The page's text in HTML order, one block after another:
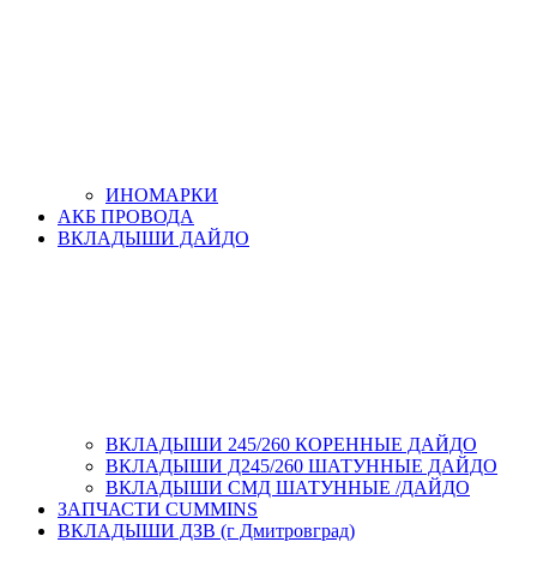
ИНОМАРКИ
АКБ ПРОВОДА
ВКЛАДЫШИ ДАЙДО
ВКЛАДЫШИ 245/260 КОРЕННЫЕ ДАЙДО
ВКЛАДЫШИ Д245/260 ШАТУННЫЕ ДАЙДО
ВКЛАДЫШИ СМД ШАТУННЫЕ /ДАЙДО
ЗАПЧАСТИ CUMMINS
ВКЛАДЫШИ ДЗВ (г Дмитровград)